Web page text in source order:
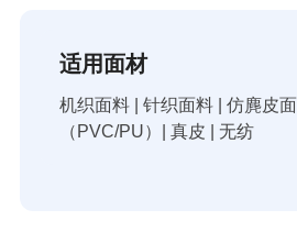
适用面材
机织面料 | 针织面料 | 仿麂皮
（PVC/PU）| 真皮 | 无纺